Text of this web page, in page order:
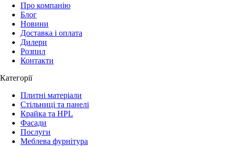
Про компанію
Блог
Новини
Доставка і оплата
Дилери
Розпил
Контакти
Категорії
Плитні матеріали
Стільниці та панелі
Крайка та HPL
Фасади
Послуги
Меблева фурнітура